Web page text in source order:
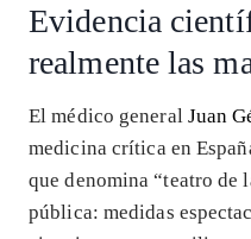
Evidencia
realmente las
El médico general Juan
medicina crítica en
que denomina “teatro de
pública: medidas